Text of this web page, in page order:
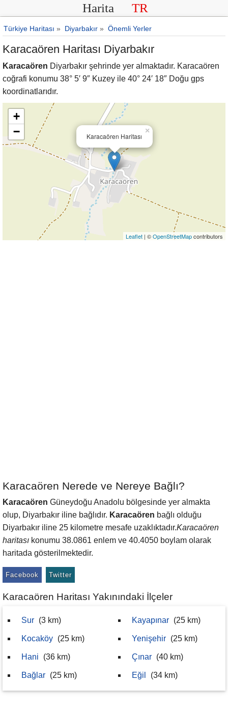
Harita TR
Türkiye Haritası » Diyarbakır » Önemli Yerler
Karacaören Haritası Diyarbakır
Karacaören Diyarbakır şehrinde yer almaktadır. Karacaören
coğrafi konumu 38° 5′ 9″ Kuzey ile 40° 24′ 18″ Doğu gps
koordinatlarıdır.
Karacaören Haritası
×
+
−
Leaflet | ©OpenStreetMapcontributors
Karacaören Nerede ve Nereye Bağlı?
Karacaören Güneydoğu Anadolu bölgesinde yer almakta
olup, Diyarbakır iline bağlıdır. Karacaören bağlı olduğu
Diyarbakır iline 25 kilometre mesafe uzaklıktadır.Karacaören
haritası konumu 38.0861 enlem ve 40.4050 boylam olarak
haritada gösterilmektedir.
Facebook Twitter
Karacaören Haritası Yakınındaki İlçeler
Sur (3 km)
Kocaköy (25 km)
Hani (36 km)
Bağlar (25 km)
Kayapınar (25 km)
Yenişehir (25 km)
Çınar (40 km)
Eğil (34 km)